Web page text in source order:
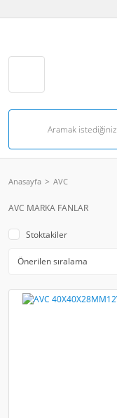
Anasayfa AVC
AVC MARKA FANLAR
Stoktakiler